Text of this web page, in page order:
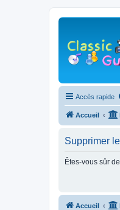
Accès rapide
Accueil
Supprimer
Êtes-vous sûr
Accueil